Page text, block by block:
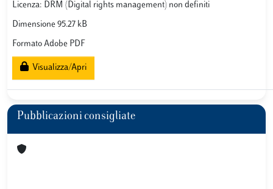
Licenza: DRM (Digital rights management) non definiti
Dimensione 95.27 kB
Formato Adobe PDF
Visualizza/Apri
Pubblicazioni consigliate